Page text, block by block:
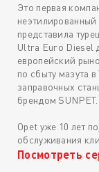
Это первая
представила
Ultra Euro Diesel
европейский
по сбыту мазута
заправочных
брендом SUNPET.
Opet уже 10 лет
обслуживания
Посмотреть